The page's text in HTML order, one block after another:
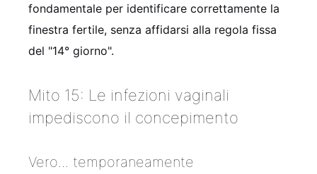
fondamentale per identificare correttamente la
finestra fertile, senza affidarsi alla regola fissa
del "14° giorno".
Mito 15: Le infezioni vaginali
impediscono il concepimento
Vero... temporaneamente